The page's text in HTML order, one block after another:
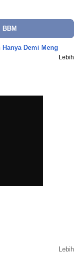
BBM
Demi Meng
Lebih
Lebih